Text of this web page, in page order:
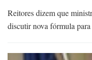
Reitores dizem que
discutir nova fórmula para